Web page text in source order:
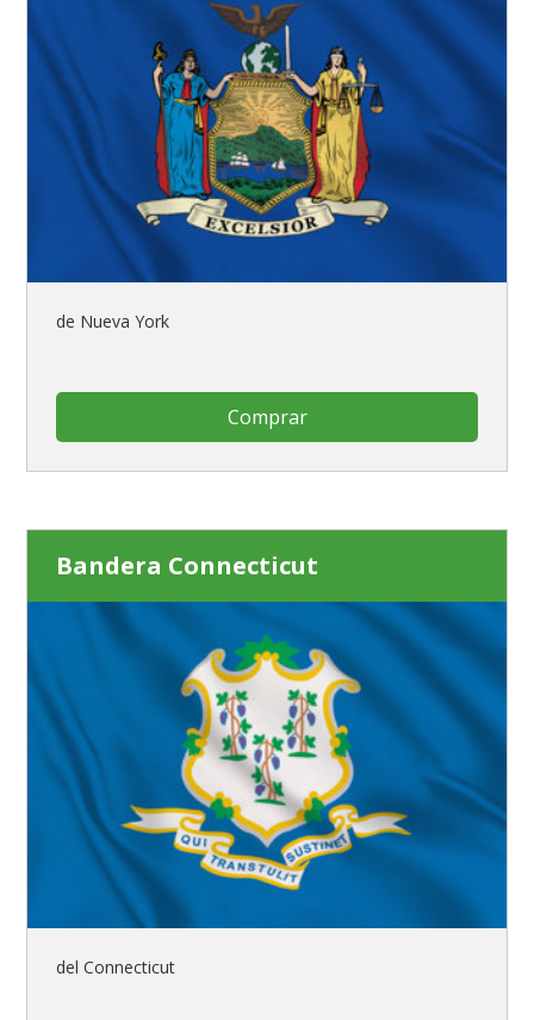
de Nueva York
Comprar
Bandera Connecticut
del Connecticut